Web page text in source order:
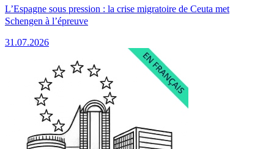
L’Espagne sous pression : la crise migratoire de Ceuta met
Schengen à l’épreuve
31.07.2026